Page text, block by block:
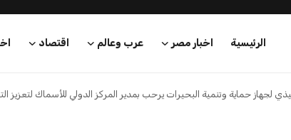
الرئيسية اخبار مصر عرب وعالم اقتصاد
لجهاز حماية وتنمية البحيرات يرحب بمدير المركز الدولي للأسماك لتعزيز